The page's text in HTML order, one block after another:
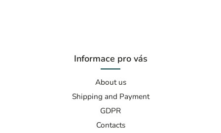
Informace pro vás
About us
Shipping and Payment
GDPR
Contacts